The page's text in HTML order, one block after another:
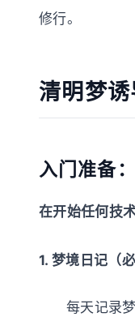
修行。
清明梦
入门准备
在开始任何技
1. 梦境日记（必
每天记录